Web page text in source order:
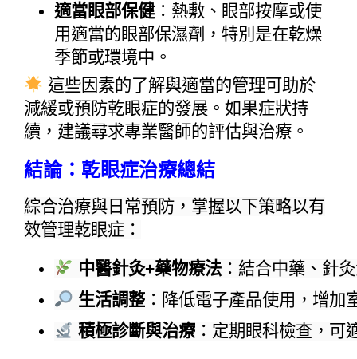
適當眼部保健：熱敷、眼部按摩或使
用適當的眼部保濕劑，特別是在乾燥
季節或環境中。
這些因素的了解與適當的管理可助於
減緩或預防乾眼症的發展。如果症狀持
續，建議尋求專業醫師的評估與治療。
結論：乾眼症治療總結
綜合治療與日常預防，掌握以下策略以有
效管理乾眼症：
中醫針灸+藥物療法 ：結合中藥、針
生活調整 ：降低電子產品使用，增
積極診斷與治療 ：定期眼科檢查，